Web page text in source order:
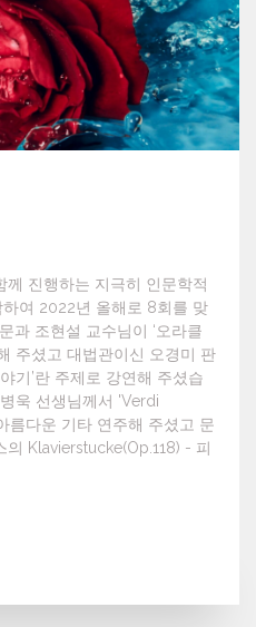
께 진행하는 지극히 인문학적
여 2022년 올해로 8회를 맞
과 조현설 교수님이 ‘오라클
주셨고 대법관이신 오경미 판
기’란 주제로 강연해 주셨습
욱 선생님께서 'Verdi
름다운 기타 연주해 주셨고 문
Klavierstucke(Op.118) - 피